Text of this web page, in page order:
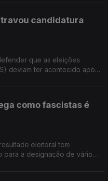
candidatura
que as eleições
deviam ter acontecido após
como fascistas é
eleitoral tem
para a designação de vários